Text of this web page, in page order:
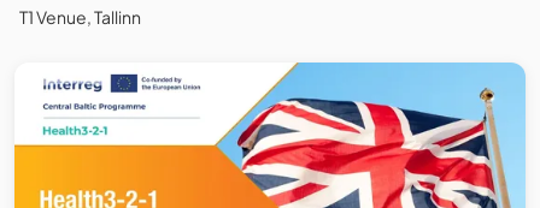
T1 Venue, Tallinn